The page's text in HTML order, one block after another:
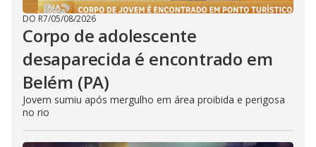
DO R7/05/08/2026
Corpo de adolescente
desaparecida é encontrado em
Belém (PA)
Jovem sumiu após mergulho em área proibida e perigosa
no rio